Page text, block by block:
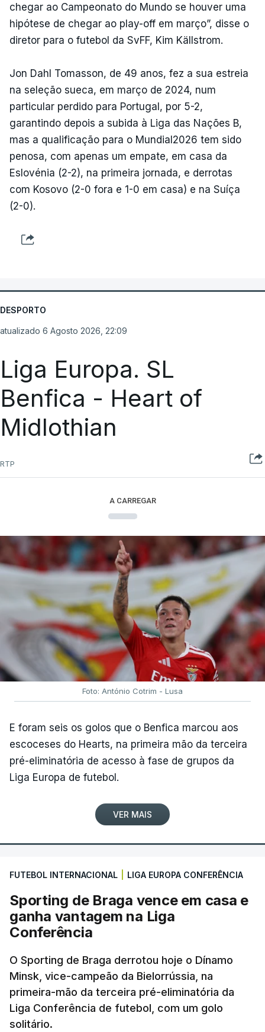
chegar ao Campeonato do Mundo se houver uma
hipótese de chegar ao play-off em março”, disse o
diretor para o futebol da SvFF, Kim Källstrom.
Jon Dahl Tomasson, de 49 anos, fez a sua estreia
na seleção sueca, em março de 2024, num
particular perdido para Portugal, por 5-2,
garantindo depois a subida à Liga das Nações B,
mas a qualificação para o Mundial2026 tem sido
penosa, com apenas um empate, em casa da
Eslovénia (2-2), na primeira jornada, e derrotas
com Kosovo (2-0 fora e 1-0 em casa) e na Suíça
(2-0).
DESPORTO
atualizado 6 Agosto 2026, 22:09
Liga Europa. SL
Benfica - Heart of
Midlothian
RTP
A CARREGAR
Foto: António Cotrim - Lusa
E foram seis os golos que o Benfica marcou aos
escoceses do Hearts, na primeira mão da terceira
pré-eliminatória de acesso à fase de grupos da
Liga Europa de futebol.
VER MAIS
FUTEBOL INTERNACIONAL LIGA EUROPA CONFERÊNCIA
Sporting de Braga vence em casa e
ganha vantagem na Liga
Conferência
O Sporting de Braga derrotou hoje o Dínamo
Minsk, vice-campeão da Bielorrússia, na
primeira-mão da terceira pré-eliminatória da
Liga Conferência de futebol, com um golo
solitário.